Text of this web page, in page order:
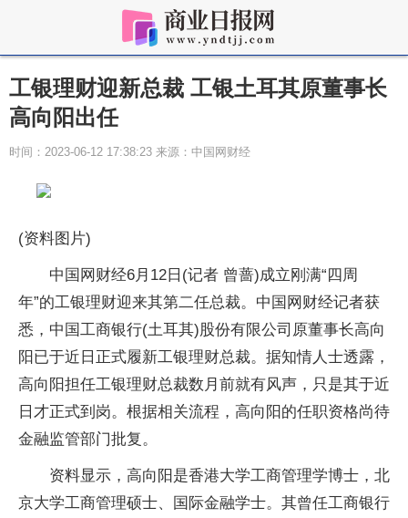
工银理财迎新总裁 工银土耳其原董事长
高向阳出任
时间：2023-06-12 17:38:23 来源：中国网财经
(资料图片)
中国网财经6月12日(记者 曾蔷)成立刚满“四周
年”的工银理财迎来其第二任总裁。中国网财经记者获
悉，中国工商银行(土耳其)股份有限公司原董事长高向
阳已于近日正式履新工银理财总裁。据知情人士透露，
高向阳担任工银理财总裁数月前就有风声，只是其于近
日才正式到岗。根据相关流程，高向阳的任职资格尚待
金融监管部门批复。
资料显示，高向阳是香港大学工商管理学博士，北
京大学工商管理硕士、国际金融学士。其曾任工商银行